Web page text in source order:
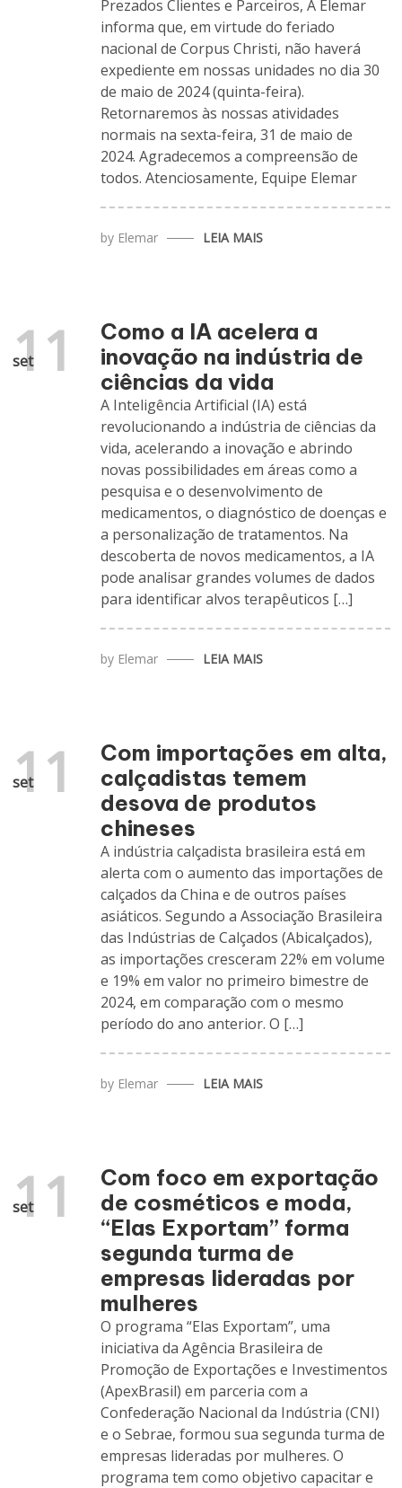
Prezados Clientes e Parceiros, A Elemar
informa que, em virtude do feriado
nacional de Corpus Christi, não haverá
expediente em nossas unidades no dia 30
de maio de 2024 (quinta-feira).
Retornaremos às nossas atividades
normais na sexta-feira, 31 de maio de
2024. Agradecemos a compreensão de
todos. Atenciosamente, Equipe Elemar
by Elemar LEIA MAIS
set
11
Como a IA acelera a
inovação na indústria de
ciências da vida
A Inteligência Artificial (IA) está
revolucionando a indústria de ciências da
vida, acelerando a inovação e abrindo
novas possibilidades em áreas como a
pesquisa e o desenvolvimento de
medicamentos, o diagnóstico de doenças e
a personalização de tratamentos. Na
descoberta de novos medicamentos, a IA
pode analisar grandes volumes de dados
para identificar alvos terapêuticos […]
by Elemar LEIA MAIS
set
11
Com importações em alta,
calçadistas temem
desova de produtos
chineses
A indústria calçadista brasileira está em
alerta com o aumento das importações de
calçados da China e de outros países
asiáticos. Segundo a Associação Brasileira
das Indústrias de Calçados (Abicalçados),
as importações cresceram 22% em volume
e 19% em valor no primeiro bimestre de
2024, em comparação com o mesmo
período do ano anterior. O […]
by Elemar LEIA MAIS
set
11
Com foco em exportação
de cosméticos e moda,
“Elas Exportam” forma
segunda turma de
empresas lideradas por
mulheres
O programa “Elas Exportam”, uma
iniciativa da Agência Brasileira de
Promoção de Exportações e Investimentos
(ApexBrasil) em parceria com a
Confederação Nacional da Indústria (CNI)
e o Sebrae, formou sua segunda turma de
empresas lideradas por mulheres. O
programa tem como objetivo capacitar e